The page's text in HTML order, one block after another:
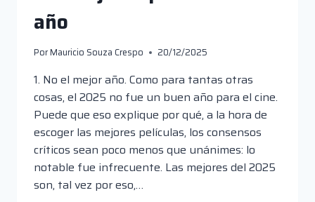
año
PorMauricio Souza Crespo 20/12/2025
1. No el mejor año. Como para tantas otras
cosas, el 2025 no fue un buen año para el cine.
Puede que eso explique por qué, a la hora de
escoger las mejores películas, los consensos
críticos sean poco menos que unánimes: lo
notable fue infrecuente. Las mejores del 2025
son, tal vez por eso,…